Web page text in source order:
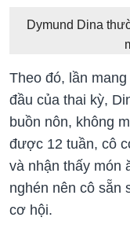
Dymund Dina
Theo đó, lần
đầu của thai kỳ,
buồn nôn, không
được 12 tuần, cô
và nhận thấy món
nghén nên cô sẵn
cơ hội.